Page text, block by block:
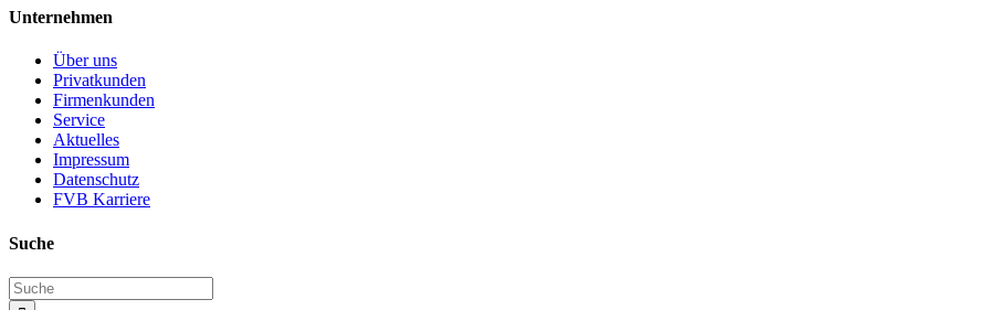
Unternehmen
Über uns
Privatkunden
Firmenkunden
Service
Aktuelles
Impressum
Datenschutz
FVB Karriere
Suche